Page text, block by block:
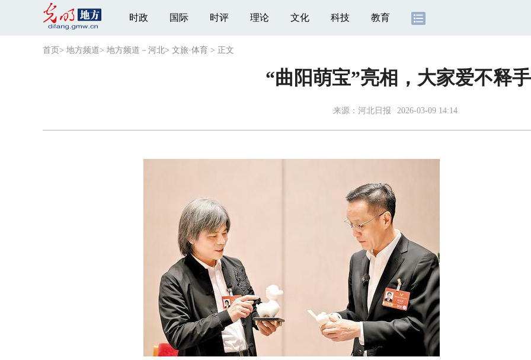
时政 国际 时评 理论 文化 科技 教育
首页 > 地方频道> 地方频道－河北> 文旅·体育 > 正文
“曲阳萌宝”亮相，大家爱不释手
来源： 河北日报 2026-03-09 14:14